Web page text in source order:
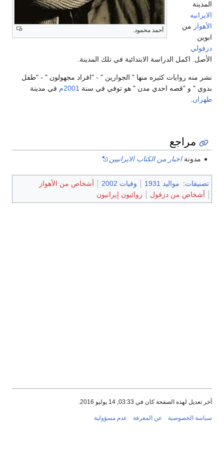
أحمد محمود.
المدينة
الايرانيه
الأهواز من
ابوين
دزفولي
الأصل. اكمل الدراسة الابتدائية في تلك المدينة.
نشر منه روايات كثيره منها " الجوارين " - "افراد مجهولون " - "طفل
بدوي " و "قصه احدي مدن " هو توفي في سنة 2001م
في مدينة
طهران
مراجع
مدونةاخبار من الكتاب الايرانيين
تصنيفات: مواليد 1931 وفيات 2002
أشخاص من الأهواز
أشخاص من دزفول
روائيون إيرانيون
آخر تعديل لهذه الصفحة كان في 03:33, 14 يوليو 2016.
سياسة الخصوصية عن المعرفة عدم مسؤولية